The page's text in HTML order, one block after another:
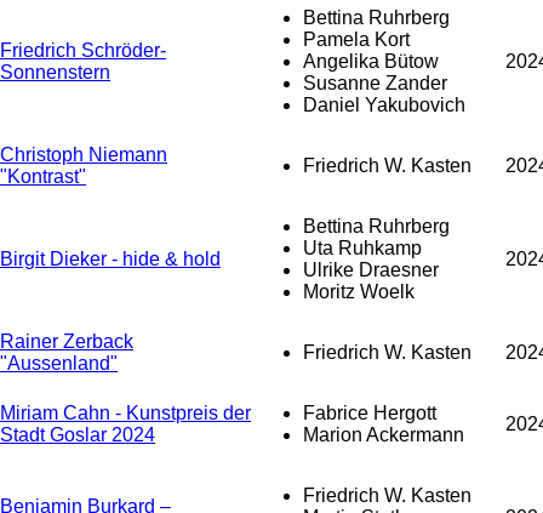
Friedrich Schröder-
Sonnenstern
Bettina Ruhrberg
Pamela Kort
Angelika Bütow
Susanne Zander
Daniel Yakubovich
Christoph Niemann
"Kontrast"
Friedrich W. Kasten
Birgit Dieker - hide & hold
Bettina Ruhrberg
Uta Ruhkamp
Ulrike Draesner
Moritz Woelk
Rainer Zerback
"Aussenland"
Friedrich W. Kasten
Miriam Cahn - Kunstpreis der
Stadt Goslar 2024
Fabrice Hergott
Marion Ackermann
Benjamin Burkard –
Friedrich W. Kasten